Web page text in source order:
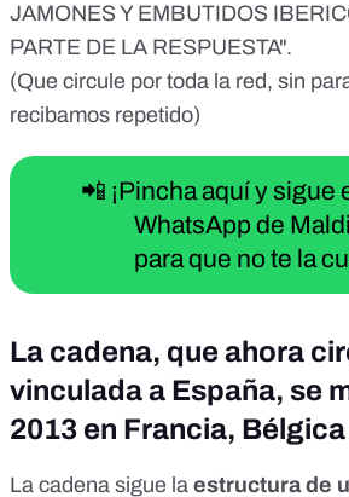
JAMONES Y EMBUTIDOS
PARTE DE LA RESPUESTA".
(Que circule por toda la red, sin
recibamos repetido)
📲 ¡Pincha aquí y sigue
WhatsApp de
para que no te la
La cadena, que ahora
vinculada a España, se
2013 en Francia,
La cadena sigue la estructura de